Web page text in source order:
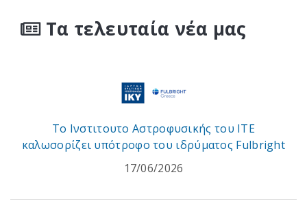
Τα τελευταία νέα μας
To Ινστιτουτο Αστροφυσικής του ITE
καλωσορίζει υπότροφο του ιδρύματος Fulbright
17/06/2026